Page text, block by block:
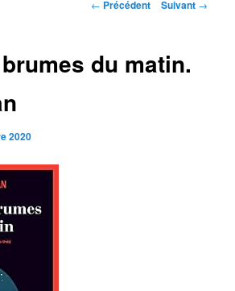
← Précédent Suivant →
du matin.
2020